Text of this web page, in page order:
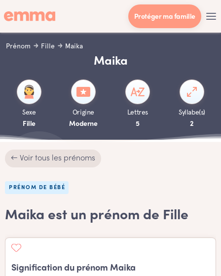
Protéger ma famille
Prénom Fille Maika
Maika
Sexe
Fille
Origine
Moderne
Lettres
5
Syllabe(s)
2
← Voir tous les prénoms
PRÉNOM DE BÉBÉ
Maika est un prénom de Fille
Signification du prénom Maika